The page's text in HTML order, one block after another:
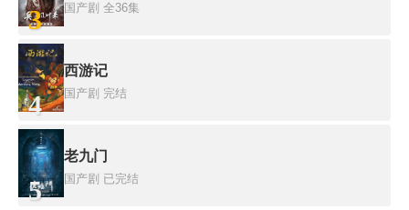
3 国产剧 全36集
4
西游记
国产剧 完结
5
老九门
国产剧 已完结